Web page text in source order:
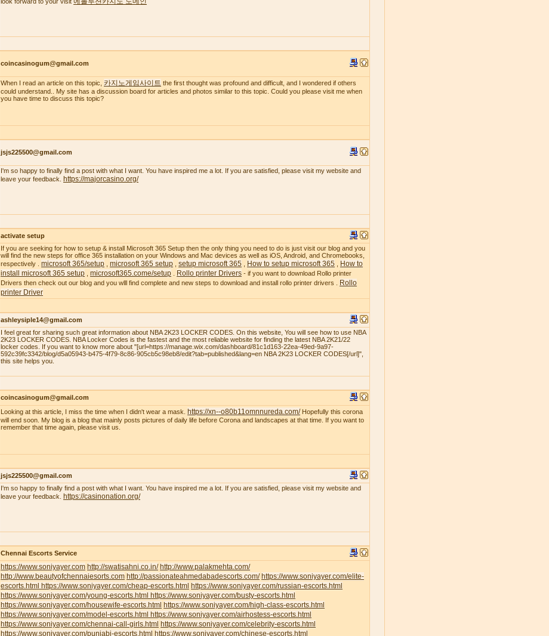
coincasinogum@gmail.com
When I read an article on this topic, 카지노게임사이트 the first thought was profound and difficult, and I wondered if others
could understand.. My site has a discussion board for articles and photos similar to this topic. Could you please visit me when
you have time to discuss this topic?
jsjs225500@gmail.com
I'm so happy to finally find a post with what I want. You have inspired me a lot. If you are satisfied, please visit my website and
leave your feedback.
https://majorcasino.org/
activate setup
If you are seeking for how to setup & install Microsoft 365 Setup then the only thing you need to do is just visit our blog and you
will find the new steps for office 365 installation on your Windows and Mac devices as well as iOS, Android, and Chromebooks,
respectively . microsoft 365/setup microsoft 365 setup setup microsoft 365 How to setup microsoft 365
How to
install microsoft 365 setup
microsoft365.come/setup Rollo printer Drivers - if you want to download Rollo printer
Drivers then check out our blog and you wlll find complete and new steps to download and install rollo printer drivers .
Rollo
printer Driver
ashleysiple14@gmail.com
I feel great for sharing such great information about NBA 2K23 LOCKER CODES. On this website, You will see how to use NBA
2K23 LOCKER CODES. NBA Locker Codes is the fastest and the most reliable website for finding the latest NBA 2K21/22
locker codes. If you want to know more about "[url=https://manage.wix.com/dashboard/81c1d163-22ea-49ed-9a97-
592c39fc3342/blog/d5a05943-b475-4f79-8c86-905cb5c98eb8/edit?tab=published&lang=en NBA 2K23 LOCKER CODES[/url]",
this site helps you.
coincasinogum@gmail.com
Looking at this article, I miss the time when I didn't wear a mask. https://xn--o80b11omnnureda.com/Hopefully this corona
will end soon. My blog is a blog that mainly posts pictures of daily life before Corona and landscapes at that time. If you want to
remember that time again, please visit us.
jsjs225500@gmail.com
I'm so happy to finally find a post with what I want. You have inspired me a lot. If you are satisfied, please visit my website and
leave your feedback.
https://casinonation.org/
Chennai Escorts Service
https://www.soniyayer.com http://swatisahni.co.in/ http://www.palakmehta.com/
http://www.beautyofchennaiesorts.com http://passionateahmedabadescorts.com/ https://www.soniyayer.com/elite-
escorts.html https://www.soniyayer.com/cheap-escorts.html https://www.soniyayer.com/russian-escorts.html
https://www.soniyayer.com/young-escorts.html https://www.soniyayer.com/busty-escorts.html
https://www.soniyayer.com/housewife-escorts.html https://www.soniyayer.com/high-class-escorts.html
https://www.soniyayer.com/model-escorts.html https://www.soniyayer.com/airhostess-escorts.html
https://www.soniyayer.com/chennai-call-girls.html https://www.soniyayer.com/celebrity-escorts.html
https://www.soniyayer.com/punjabi-escorts.html https://www.soniyayer.com/chinese-escorts.html